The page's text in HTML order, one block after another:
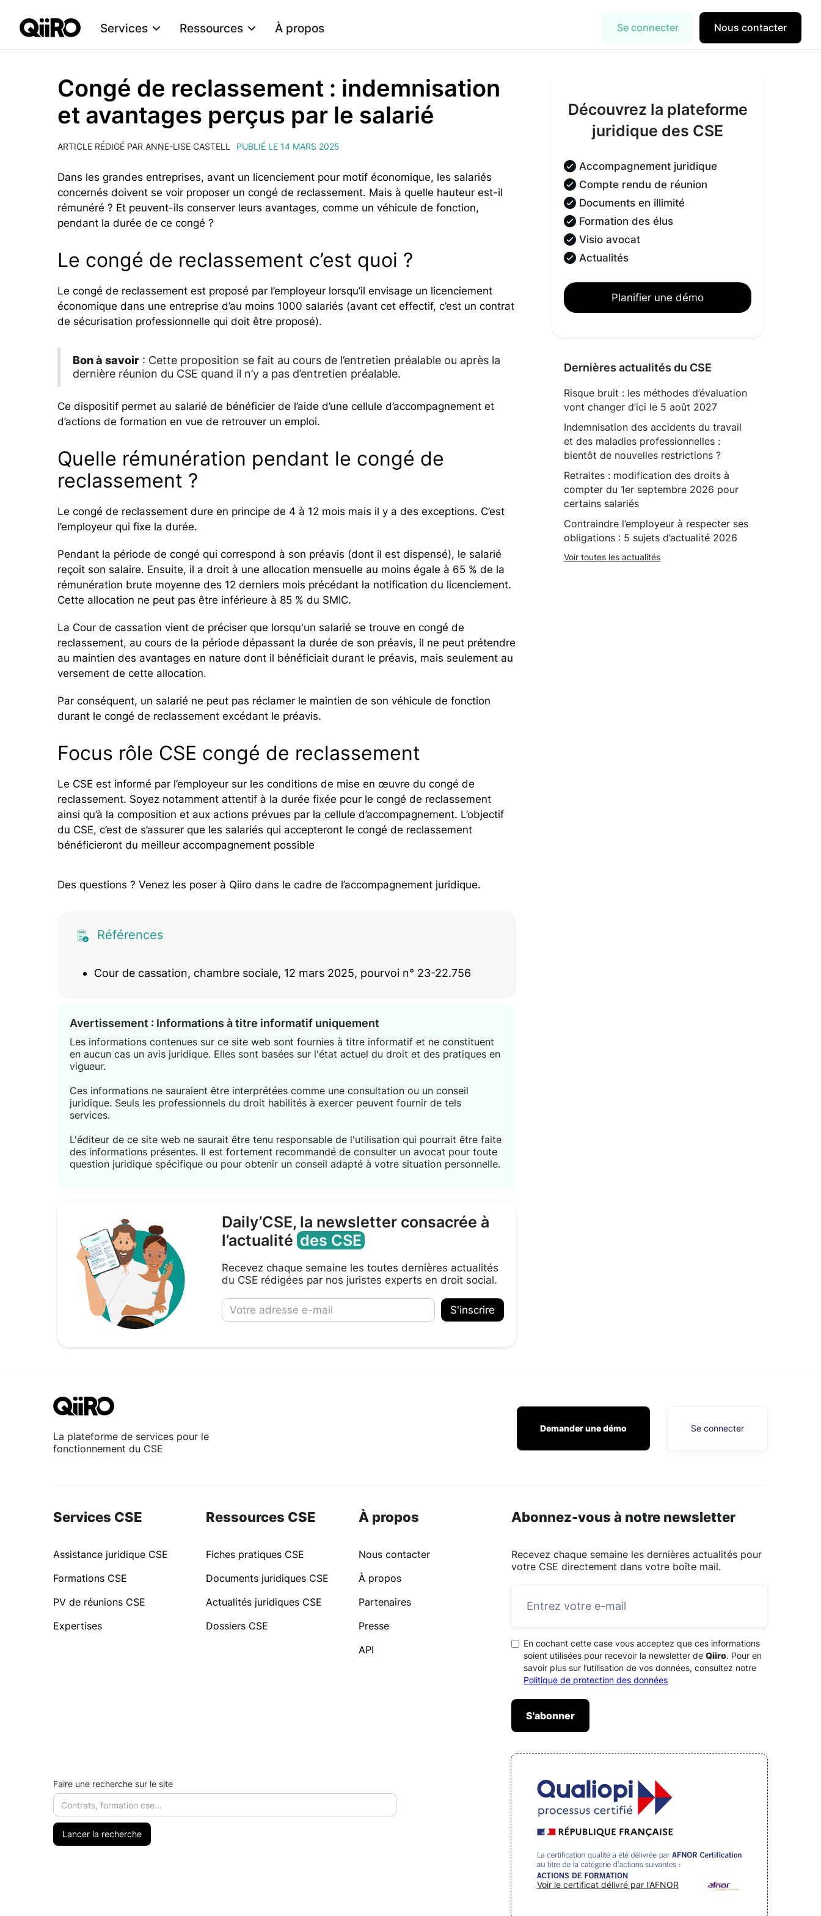
Services Ressources À propos Se connecter Nous contacter
Congé de reclassement : indemnisation
et avantages perçus par le salarié
ARTICLE RÉDIGÉ PAR ANNE-LISE CASTELL PUBLIÉ LE 14 MARS 2025
Dans les grandes entreprises, avant un licenciement pour motif économique, les salariés
concernés doivent se voir proposer un congé de reclassement. Mais à quelle hauteur est-il
rémunéré ? Et peuvent-ils conserver leurs avantages, comme un véhicule de fonction,
pendant la durée de ce congé ?
Le congé de reclassement c’est quoi ?
Le congé de reclassement est proposé par l’employeur lorsqu’il envisage un licenciement
économique dans une entreprise d’au moins 1000 salariés (avant cet effectif, c’est un contrat
de sécurisation professionnelle qui doit être proposé).
Bon à savoir : Cette proposition se fait au cours de l’entretien préalable ou après la
dernière réunion du CSE quand il n’y a pas d’entretien préalable.
Ce dispositif permet au salarié de bénéficier de l’aide d’une cellule d’accompagnement et
d’actions de formation en vue de retrouver un emploi.
Quelle rémunération pendant le congé de
reclassement ?
Le congé de reclassement dure en principe de 4 à 12 mois mais il y a des exceptions. C’est
l’employeur qui fixe la durée.
Pendant la période de congé qui correspond à son préavis (dont il est dispensé), le salarié
reçoit son salaire. Ensuite, il a droit à une allocation mensuelle au moins égale à 65 % de la
rémunération brute moyenne des 12 derniers mois précédant la notification du licenciement.
Cette allocation ne peut pas être inférieure à 85 % du SMIC.
La Cour de cassation vient de préciser que lorsqu'un salarié se trouve en congé de
reclassement, au cours de la période dépassant la durée de son préavis, il ne peut prétendre
au maintien des avantages en nature dont il bénéficiait durant le préavis, mais seulement au
versement de cette allocation.
Par conséquent, un salarié ne peut pas réclamer le maintien de son véhicule de fonction
durant le congé de reclassement excédant le préavis.
Focus rôle CSE congé de reclassement
Le CSE est informé par l’employeur sur les conditions de mise en œuvre du congé de
reclassement. Soyez notamment attentif à la durée fixée pour le congé de reclassement
ainsi qu’à la composition et aux actions prévues par la cellule d’accompagnement. L’objectif
du CSE, c’est de s’assurer que les salariés qui accepteront le congé de reclassement
bénéficieront du meilleur accompagnement possible
Des questions ? Venez les poser à Qiiro dans le cadre de l’accompagnement juridique.
Références
Cour de cassation, chambre sociale, 12 mars 2025, pourvoi n° 23-22.756
Avertissement : Informations à titre informatif uniquement
Les informations contenues sur ce site web sont fournies à titre informatif et ne constituent
en aucun cas un avis juridique. Elles sont basées sur l'état actuel du droit et des pratiques en
vigueur.
Ces informations ne sauraient être interprétées comme une consultation ou un conseil
juridique. Seuls les professionnels du droit habilités à exercer peuvent fournir de tels
services.
L'éditeur de ce site web ne saurait être tenu responsable de l'utilisation qui pourrait être faite
des informations présentes. Il est fortement recommandé de consulter un avocat pour toute
question juridique spécifique ou pour obtenir un conseil adapté à votre situation personnelle.
Daily’CSE, la newsletter consacrée à
l’actualitédes CSE
Recevez chaque semaine les toutes dernières actualités
du CSE rédigées par nos juristes experts en droit social.
Découvrez la plateforme
juridique des CSE
Accompagnement juridique
Compte rendu de réunion
Documents en illimité
Formation des élus
Visio avocat
Actualités
Planifier une démo
Dernières actualités du CSE
Risque bruit : les méthodes d’évaluation
vont changer d’ici le 5 août 2027
Indemnisation des accidents du travail
et des maladies professionnelles :
bientôt de nouvelles restrictions ?
Retraites : modification des droits à
compter du 1er septembre 2026 pour
certains salariés
Contraindre l’employeur à respecter ses
obligations : 5 sujets d’actualité 2026
Voir toutes les actualités
La plateforme de services pour le
fonctionnement du CSE
Demander une démo Se connecter
Services CSE
Assistance juridique CSE
Formations CSE
PV de réunions CSE
Expertises
Ressources CSE
Fiches pratiques CSE
Documents juridiques CSE
Actualités juridiques CSE
Dossiers CSE
À propos
Nous contacter
À propos
Partenaires
Presse
API
Abonnez-vous à notre newsletter
Recevez chaque semaine les dernières actualités pour
votre CSE directement dans votre boîte mail.
En cochant cette case vous acceptez que ces informations
soient utilisées pour recevoir la newsletter de Qiiro. Pour en
savoir plus sur l’utilisation de vos données, consultez notre
Politique de protection des données
Faire une recherche sur le site
Voir le certificat délivré par l'AFNOR